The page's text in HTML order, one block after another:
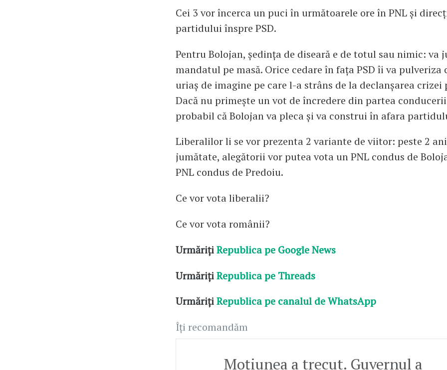
Cei 3 vor încerca un puci în următoarele ore în PNL și
partidului înspre PSD.
Pentru Bolojan, ședința de diseară e de totul sau nimic: va
mandatul pe masă. Orice cedare în fața PSD îi va
uriaș de imagine pe care l-a strâns de la declanșarea crizei
Dacă nu primește un vot de încredere din partea
probabil că Bolojan va pleca și va construi în afara
Liberalilor li se vor prezenta 2 variante de viitor: peste 2
jumătate, alegătorii vor putea vota un PNL condus de
PNL condus de Predoiu.
Ce vor vota liberalii?
Ce vor vota românii?
UrmărițiRepublica pe Google News
UrmărițiRepublica pe Threads
UrmărițiRepublica pe canalul de WhatsApp
Îți recomandăm
Moțiunea a trecut. Guvernul a